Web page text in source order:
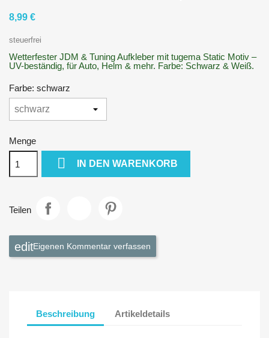
8,99 €
steuerfrei
Wetterfester JDM & Tuning Aufkleber mit tugema Static Motiv –
UV-beständig, für Auto, Helm & mehr. Farbe: Schwarz & Weiß.
Farbe: schwarz
Menge
 IN DEN WARENKORB
Teilen
Eigenen Kommentar verfassen
Beschreibung Artikeldetails